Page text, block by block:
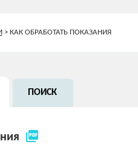
> КАК ОБРАБОТАТЬ ПОКАЗАНИЯ
ПОИСК
picture_as_pdf